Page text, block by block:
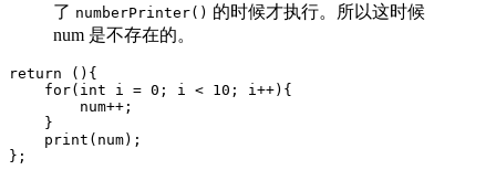
了 numberPrinter() 的时候才执行。所以这时候
num 是不存在的。
return (){
    for(int i = 0; i < 10; i++){
        num++;
    }
    print(num);
};